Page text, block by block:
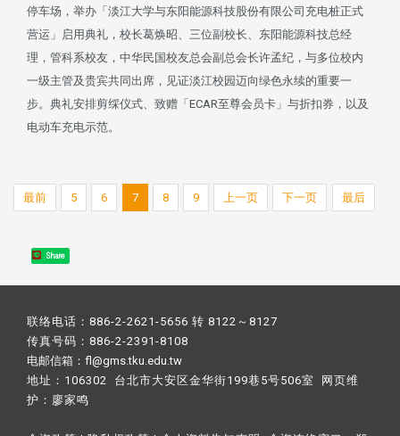
停车场，举办「淡江大学与东阳能源科技股份有限公司充电桩正式
营运」启用典礼，校长葛焕昭、三位副校长、东阳能源科技总经
理，管科系校友，中华民国校友总会副总会长许孟纪，与多位校内
一级主管及贵宾共同出席，见证淡江校园迈向绿色永续的重要一
步。典礼安排剪䌽仪式、致赠「ECAR至尊会员卡」与折扣券，以及
电动车充电示范。
最前 5 6 7 8 9 上一页 下一页 最后
Share
联络电话：886-2-2621-5656 转 8122～8127
传真号码：886-2-2391-8108
电邮信箱：fl@gms.tku.edu.tw
地址：106302 台北市大安区金华街199巷5号506室 网页维
护： 廖家鸣​